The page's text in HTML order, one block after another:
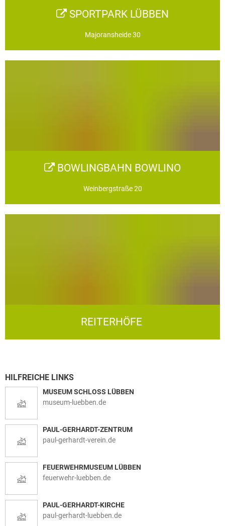
SPORTPARK LÜBBEN
Majoransheide 30
BOWLINGBAHN BOWLINO
Weinbergstraße 20
REITERHÖFE
HILFREICHE LINKS
MUSEUM SCHLOSS LÜBBEN
museum-luebben.de
PAUL-GERHARDT-ZENTRUM
paul-gerhardt-verein.de
FEUERWEHRMUSEUM LÜBBEN
feuerwehr-luebben.de
PAUL-GERHARDT-KIRCHE
paul-gerhardt-luebben.de